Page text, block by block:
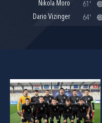
Nikola Moro
61'
Dario Vizinger
64'